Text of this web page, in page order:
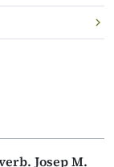
Josep M.